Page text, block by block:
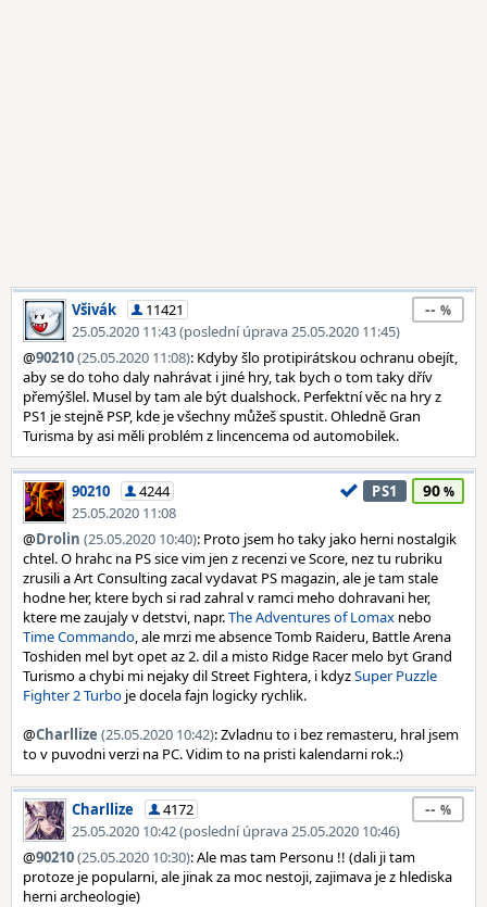
Všivák
11421
25.05.2020 11:43 (poslední úprava 25.05.2020 11:45)
--
@90210(25.05.2020 11:08): Kdyby šlo protipirátskou ochranu obejít,
aby se do toho daly nahrávat i jiné hry, tak bych o tom taky dřív
přemýšlel. Musel by tam ale být dualshock. Perfektní věc na hry z
PS1 je stejně PSP, kde je všechny můžeš spustit. Ohledně Gran
Turisma by asi měli problém z lincencema od automobilek.
90210
4244
25.05.2020 11:08
PS1 90
@Drolin (25.05.2020 10:40): Proto jsem ho taky jako herni nostalgik
chtel. O hrahc na PS sice vim jen z recenzi ve Score, nez tu rubriku
zrusili a Art Consulting zacal vydavat PS magazin, ale je tam stale
hodne her, ktere bych si rad zahral v ramci meho dohravani her,
ktere me zaujaly v detstvi, napr.The Adventures of Lomax nebo
Time Commando, ale mrzi me absence Tomb Raideru, Battle Arena
Toshiden mel byt opet az 2. dil a misto Ridge Racer melo byt Grand
Turismo a chybi mi nejaky dil Street Fightera, i kdyzSuper Puzzle
Fighter 2 Turbo je docela fajn logicky rychlik.
@Charllize (25.05.2020 10:42): Zvladnu to i bez remasteru, hral jsem
to v puvodni verzi na PC. Vidim to na pristi kalendarni rok.:)
Charllize
4172
25.05.2020 10:42 (poslední úprava 25.05.2020 10:46)
--
@90210(25.05.2020 10:30): Ale mas tam Personu !! (dali ji tam
protoze je popularni, ale jinak za moc nestoji, zajimava je z hlediska
herni archeologie)